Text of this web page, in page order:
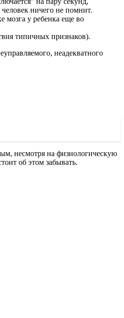
ничего не помнит.
у ребенка еще во
типичных признаков).
неадекватного
несмотря на физиологическую
об этом забывать.